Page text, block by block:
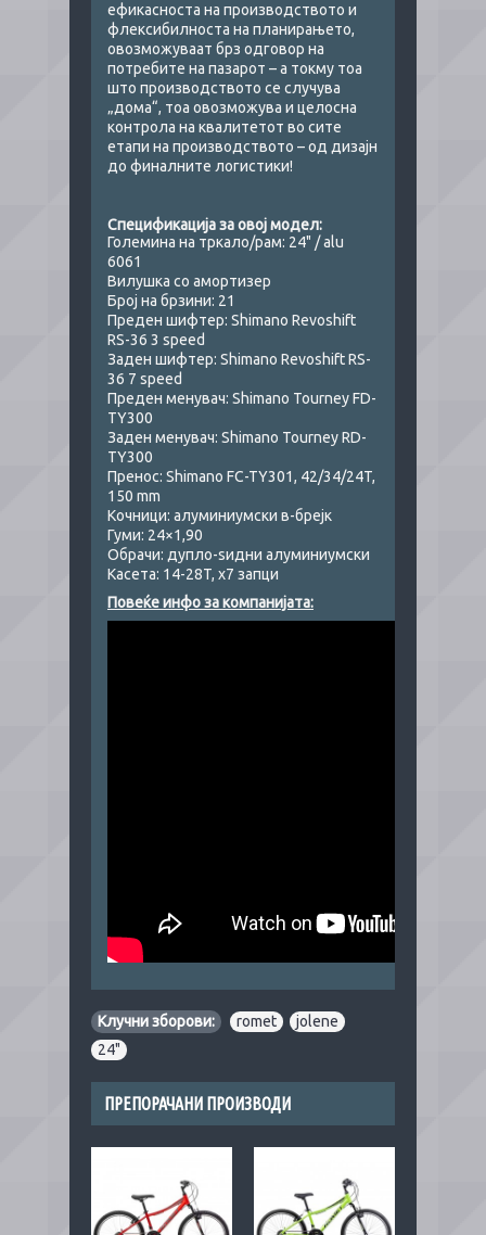
ефикасноста на производството и
флексибилноста на планирањето,
овозможуваат брз одговор на
потребите на пазарот – а токму тоа
што производството се случува
„дома“, тоа овозможува и целосна
контрола на квалитетот во сите
етапи на производството – од дизајн
до финалните логистики!
Спецификација за овој модел:​​
Големина на тркало/рам: 24" / alu
6061
Вилушка со амортизер
Број на брзини: 21
Преден шифтер: Shimano Revoshift
RS-36 3 speed
Заден шифтер: Shimano Revoshift RS-
36 7 speed
Преден менувач: Shimano Tourney FD-
TY300
Заден менувач: Shimano Tourney RD-
TY300
Пренос: Shimano FC-TY301, 42/34/24T,
150 mm
Кочници: алуминиумски в-брејк
Гуми: 24×1,90
Обрачи: дупло-ѕидни алуминиумски
Касета: 14-28T, x7 запци
Повеќе инфо за компанијата:
Клучни зборови: romet jolene
24"
ПРЕПОРАЧАНИ ПРОИЗВОДИ